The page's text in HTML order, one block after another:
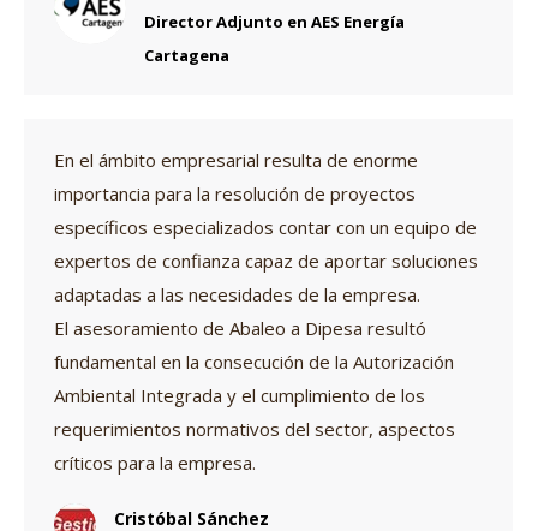
Director Adjunto en AES Energía
Cartagena
En el ámbito empresarial resulta de enorme
importancia para la resolución de proyectos
específicos especializados contar con un equipo de
expertos de confianza capaz de aportar soluciones
adaptadas a las necesidades de la empresa.
El asesoramiento de Abaleo a Dipesa resultó
fundamental en la consecución de la Autorización
Ambiental Integrada y el cumplimiento de los
requerimientos normativos del sector, aspectos
críticos para la empresa.
Cristóbal Sánchez